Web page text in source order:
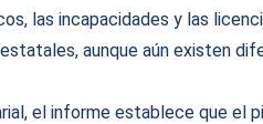
las incapacidades y las
aunque aún existen
el informe establece que el